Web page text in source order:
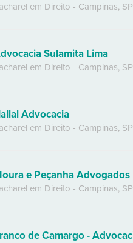
em Direito - Campinas, SP
Sulamita Lima
em Direito - Campinas, SP
Advocacia
em Direito - Campinas, SP
e Peçanha Advogados
em Direito - Campinas, SP